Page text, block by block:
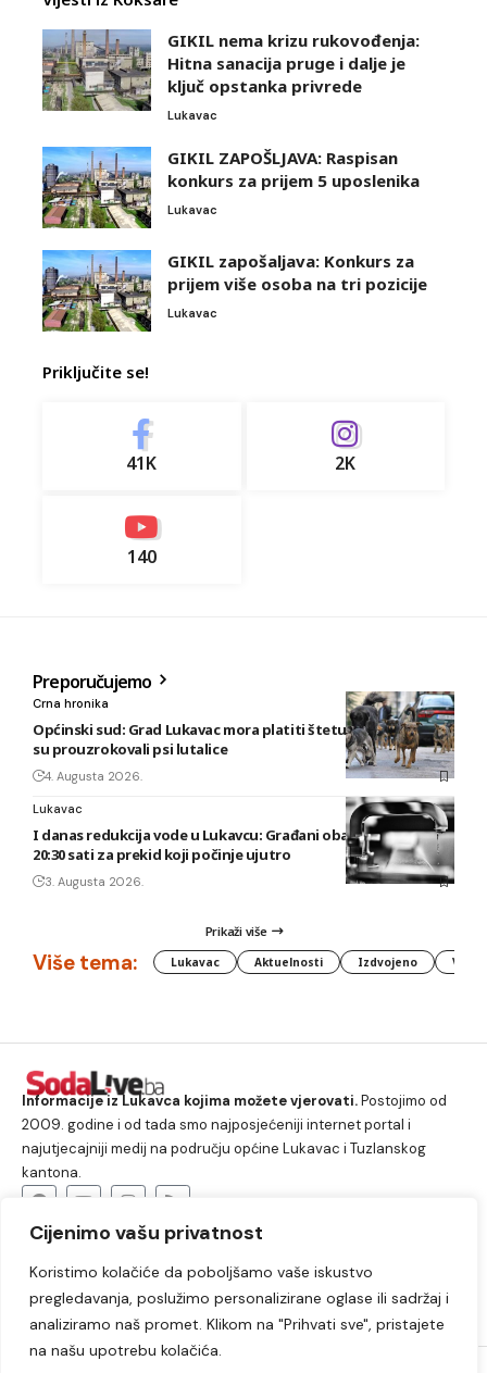
Cijenimo vašu privatnost
Koristimo kolačiće da poboljšamo vaše iskustvo
pregledavanja, poslužimo personalizirane oglase ili sadržaj i
analiziramo naš promet. Klikom na "Prihvati sve", pristajete
na našu upotrebu kolačića.
GIKIL nema krizu rukovođenja:
Hitna sanacija pruge i dalje je
ključ opstanka privrede
Lukavac
GIKIL ZAPOŠLJAVA: Raspisan
konkurs za prijem 5 uposlenika
Lukavac
GIKIL zapošaljava: Konkurs za
prijem više osoba na tri pozicije
Lukavac
Priključite se!
41K 2K
140
Preporučujemo
Crna hronika
Općinski sud: Grad Lukavac mora platiti štetu na vozilu koju
su prouzrokovali psi lutalice
4. Augusta 2026.
Lukavac
I danas redukcija vode u Lukavcu: Građani obaviješteni tek u
20:30 sati za prekid koji počinje ujutro
3. Augusta 2026.
Prikaži više
Više tema: Lukavac Aktuelnosti Izdvojeno
Informacije iz Lukavca kojima možete vjerovati.Postojimo od
2009. godine i od tada smo najposjećeniji internet portal i
najutjecajniji medij na području općine Lukavac i Tuzlanskog
kantona.
Lukavac Društvo Crna hronika
Sport
Kultura
Kolumne Slobodno vrijeme